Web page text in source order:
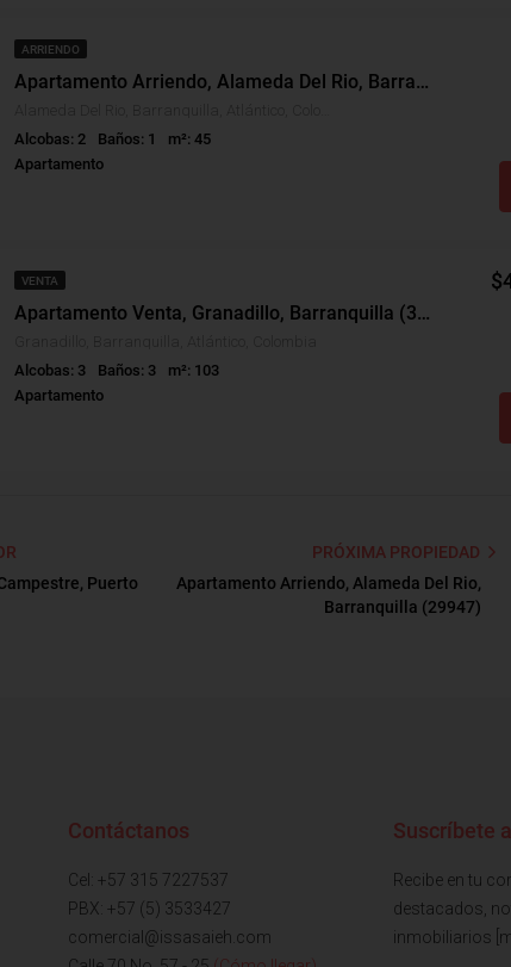
ARRIENDO
Apartamento Arriendo, Alameda Del Rio, Barranquilla (31064)
Alcobas: 2
Baños: 1
m²: 45
Apartamento
VENTA
Apartamento Venta, Granadillo, Barranquilla (31007v)
Alcobas: 3
Baños: 3
m²: 103
Apartamento
Puerto
PRÓXIMA PROPIEDAD
Apartamento Arriendo, Alameda Del Rio,
Barranquilla (29947)
Contáctanos
Cel: +57 315 7227537
PBX: +57 (5) 3533427
comercial@issasaieh.com
Suscríbete
Recibe en tu
destacados,
inmobiliarios